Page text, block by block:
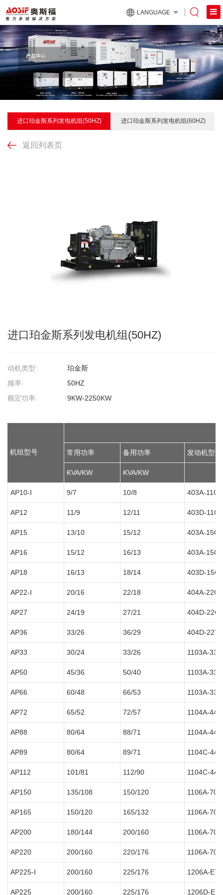
LANGUAGE
进口珀金斯系列发电机组(50HZ) 进口珀金斯系列发电机组(60HZ)
返回列表页
进口珀金斯系列发电机组(50HZ)
动机类型:
珀金斯
频率:
50HZ
额定功率:
9KW-2250KW
机组型号 常用功率 备用功率 发动机型号
KVA/KW KVA/KW
AP10-I 9/7 10/8 403A-11G1
AP12 11/9 12/11 403D-11G
AP15 13/10 15/12 403A-15G1
AP16 15/12 16/13 403A-15G2
AP18 16/13 18/14 403D-15G
AP22-I 20/16 22/18 404A-22G1
AP27 24/19 27/21 404D-22G
AP36 33/26 36/29 404D-
AP33 30/24 33/26 1103A-33G
AP50 45/36 50/40 1103A-
AP66 60/48 66/53 1103A-
AP72 65/52 72/57 1104A-
AP88 80/64 88/71 1104A-
AP89 80/64 89/71 1104C-
AP112 101/81 112/90 1104C-
AP150 135/108 150/120 1106A-
AP165 150/120 165/132 1106A-
AP200 180/144 200/160 1106A-
AP220 200/160 220/176 1106A-
AP225-I 200/160 225/176 1206A-
AP225 200/160 225/176 1206D-